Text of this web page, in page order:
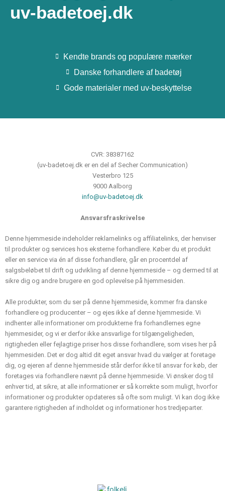
uv-badetoej.dk
Kendte brands og populære mærker
Danske forhandlere af badetøj
Gode materialer med uv-beskyttelse
CVR: 38387162
(uv-badetoej.dk er en del af Secher Communication)
Vesterbro 125
9000 Aalborg
info@uv-badetoej.dk
Ansvarsfraskrivelse
Denne hjemmeside indeholder reklamelinks og affiliatelinks, der henviser
til produkter og services hos eksterne forhandlere. Køber du et produkt
eller en service via én af disse forhandlere, går en procentdel af
salgsbeløbet til drift og udvikling af denne hjemmeside – og dermed til at
sikre dig og andre brugere en god oplevelse på hjemmesiden.
Alle produkter, som du ser på denne hjemmeside, kommer fra danske
forhandlere og producenter – og ejes ikke af denne hjemmeside. Vi
indhenter alle informationer om produkterne fra forhandlernes egne
hjemmesider, og vi er derfor ikke ansvarlige for tilgængeligheden,
rigtigheden eller fejlagtige priser hos disse forhandlere, som vises her på
hjemmesiden. Det er dog altid dit eget ansvar hvad du vælger at foretage
dig, og ejeren af denne hjemmeside står derfor ikke til ansvar for køb, der
foretages via forhandlere nævnt på denne hjemmeside. Vi ønsker dog til
enhver tid, at sikre, at alle informationer er så korrekte som muligt, hvorfor
informationer og produkter opdateres så ofte som muligt. Vi kan dog ikke
garantere rigtigheden af indholdet og informationer hos tredjeparter.